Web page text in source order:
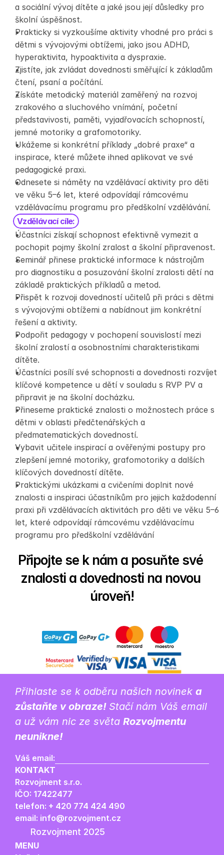
a sociální vývoj dítěte a jaké jsou její důsledky pro
školní úspěšnost.
Prakticky si vyzkoušíme aktivity vhodné pro práci s
dětmi s vývojovými obtížemi, jako jsou ADHD,
hyperaktivita, hypoaktivita a dyspraxie.
Zjistíte, jak zvládat dovednosti směřující k základům
čtení, psaní a počítání.
Získáte metodický materiál zaměřený na rozvoj
zrakového a sluchového vnímání, početní
představivosti, paměti, vyjadřovacích schopností,
jemné motoriky a grafomotoriky.
Ukážeme si konkrétní příklady „dobré praxe“ a
inspirace, které můžete ihned aplikovat ve své
pedagogické praxi.
Odnesete si náměty na vzdělávací aktivity pro děti
ve věku 5–6 let, které odpovídají rámcovému
vzdělávacímu programu pro předškolní vzdělávání.
Vzdělávací cíle:
Účastníci získají schopnost efektivně vymezit a
pochopit pojmy školní zralost a školní připravenost.
Seminář přinese praktické informace k nástrojům
pro diagnostiku a posuzování školní zralosti dětí na
základě praktických příkladů a metod.
Přispět k rozvoji dovedností učitelů při práci s dětmi
s vývojovými obtížemi a nabídnout jim konkrétní
řešení a aktivity.
Podpořit pedagogy v pochopení souvislostí mezi
školní zralostí a osobnostními charakteristikami
dítěte.
Účastníci posílí své schopnosti a dovednosti rozvíjet
klíčové kompetence u dětí v souladu s RVP PV a
připravit je na školní docházku.
Přineseme praktické znalosti o možnostech práce s
dětmi v oblasti předčtenářských a
předmatematických dovedností.
Vybavit učitele inspirací a ověřenými postupy pro
zlepšení jemné motoriky, grafomotoriky a dalších
klíčových dovedností dítěte.
Praktickými ukázkami a cvičeními doplnit nové
znalosti a inspiraci účastníkům pro jejich každodenní
praxi při vzdělávacích aktivitách pro děti ve věku 5–6
let, které odpovídají rámcovému vzdělávacímu
programu pro předškolní vzdělávání
Připojte se k nám a posuňte své
znalosti a dovednosti na novou
úroveň!
Přihlaste se k odběru našich novinek a
zůstaňte v obraze! Stačí nám Váš email
a už vám nic ze světa Rozvojmentu
neunikne!
Váš email:
KONTAKT
Rozvojment s.r.o.
IČO: 17422477
telefon: + 420 774 424 490
email: info@rozvojment.cz
Rozvojment 2025
MENU